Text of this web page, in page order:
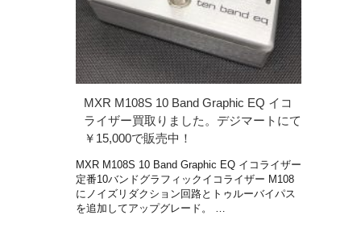
MXR M108S 10 Band Graphic EQ イコ
ライザー買取りました。デジマートにて
￥15,000で販売中！
MXR M108S 10 Band Graphic EQ イコライザー
定番10バンドグラフィックイコライザー M108
にノイズリダクション回路とトゥルーバイパス
を追加してアップグレード。 …